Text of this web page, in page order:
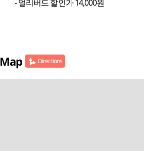
- 얼리버드 할인가 14,000원
Map Directions